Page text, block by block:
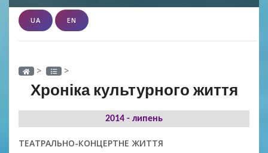
UA EN
> >
Хроніка культурного життя
2014 - липень
ТЕАТРАЛЬНО-КОНЦЕРТНЕ ЖИТТЯ